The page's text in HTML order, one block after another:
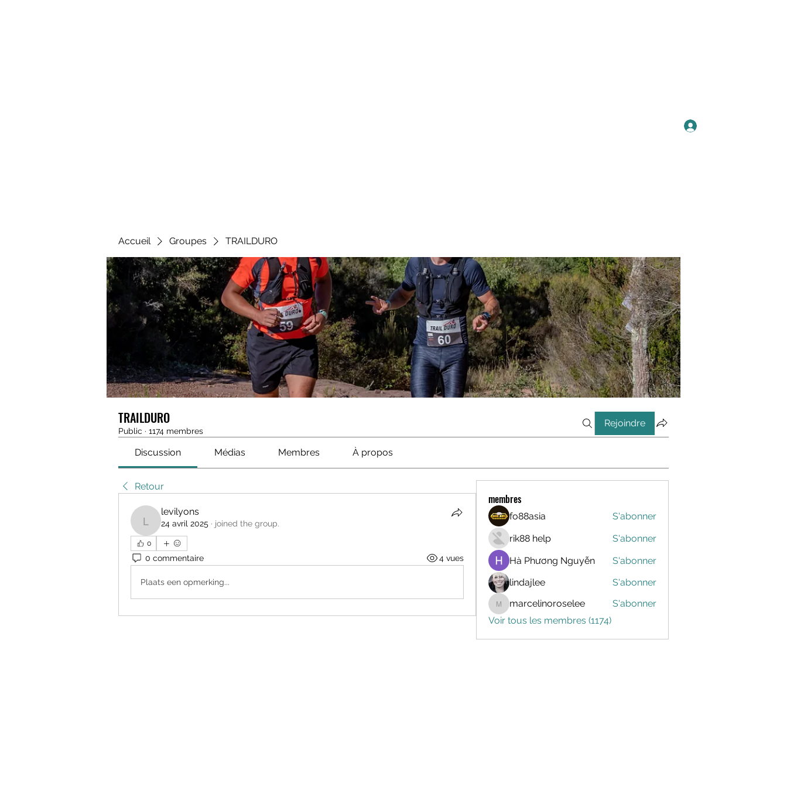
Accueil Groupes TRAILDURO
TRAILDURO
Public · 1174 membres
Rejoindre
Discussion Médias Membres À propos
Retour
levilyons
levilyons
24 avril 2025 · joined the group.
0
0 commentaire 4 vues
Plaats een opmerking...
membres
fo88asia
S'abonner
rik88 help
S'abonner
Hà Phương Nguyễn
S'abonner
lindajlee
S'abonner
marcelinoroselee
marcelinoroselee
S'abonner
Voir tous les membres (1174)